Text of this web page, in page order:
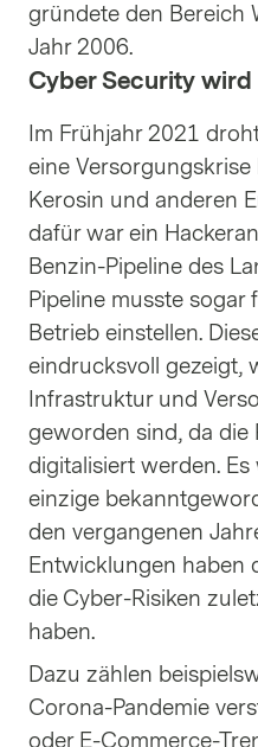
gründete den Bereich
Jahr 2006.
Cyber Security
Im Frühjahr 2021
eine Versorgungskrise
Kerosin und anderen
dafür war ein
Benzin-Pipeline des
Pipeline musste sogar
Betrieb einstellen.
eindrucksvoll gezeigt,
Infrastruktur und
geworden sind, da die
digitalisiert werden.
einzige
den vergangenen
Entwicklungen haben
die Cyber-Risiken
haben.
Dazu zählen
Corona-Pandemie
oder E-Commerce-